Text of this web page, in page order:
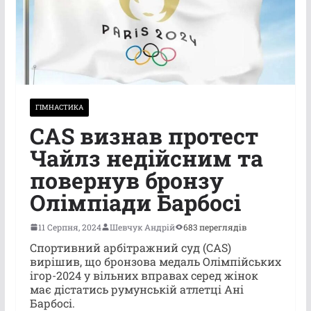
ГІМНАСТИКА
CAS визнав протест
Чайлз недійсним та
повернув бронзу
Олімпіади Барбосі
11 Серпня, 2024 Шевчук Андрій 683 переглядів
Спортивний арбітражний суд (CAS)
вирішив, що бронзова медаль Олімпійських
ігор-2024 у вільних вправах серед жінок
має дістатись румунській атлетці Ані
Барбосі.